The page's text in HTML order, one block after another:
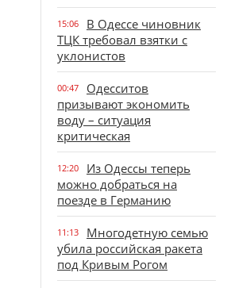
15:06
В Одессе чиновник
ТЦК требовал взятки с
уклонистов
00:47
Одесситов
призывают экономить
воду – ситуация
критическая
12:20
Из Одессы теперь
можно добраться на
поезде в Германию
11:13
Многодетную семью
убила российская ракета
под Кривым Рогом